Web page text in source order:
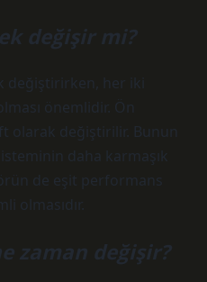
değişir mi?
her iki
önemlidir. Ön
olarak değiştirilir. Bunun
daha karmaşık
de eşit performans
olmasıdır.
zaman değişir?